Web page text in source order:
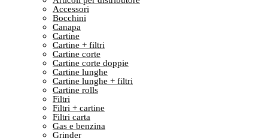
Accessori
Bocchini
Canapa
Cartine
Cartine + filtri
Cartine corte
Cartine corte doppie
Cartine lunghe
Cartine lunghe + filtri
Cartine rolls
Filtri
Filtri + cartine
Filtri carta
Gas e benzina
Grinder